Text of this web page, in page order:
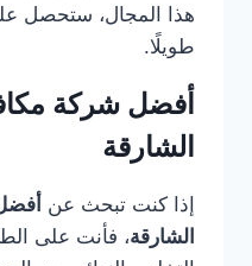
هذا المجال، ستحصل
طويلًا.
أفضل شركة
الشارقة
إذا كنت تبحث عن
الشارقة، فأنت على